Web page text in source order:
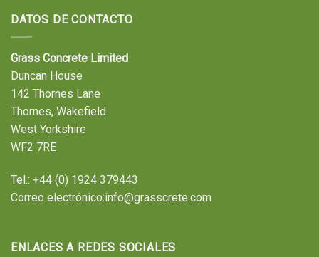
DATOS DE CONTACTO
Grass Concrete Limited
Duncan House
142 Thornes Lane
Thornes, Wakefield
West Yorkshire
WF2 7RE
Tel.: +44 (0) 1924 379443
Correo electrónico:info@grasscrete.com
ENLACES A REDES SOCIALES